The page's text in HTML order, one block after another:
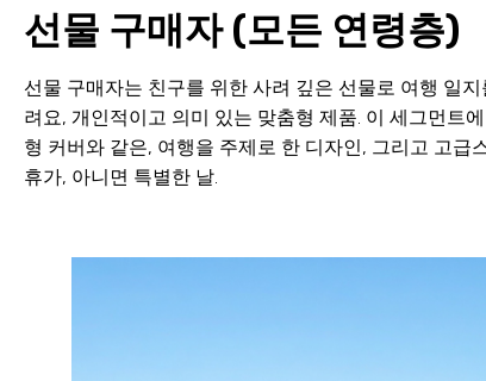
선물 구매자 (모든 연령층)
선물 구매자는 친구를 위한 사려 깊은 선물로 여행 일
려요, 개인적이고 의미 있는 맞춤형 제품. 이 세그먼트
형 커버와 같은, 여행을 주제로 한 디자인, 그리고 고
휴가, 아니면 특별한 날.